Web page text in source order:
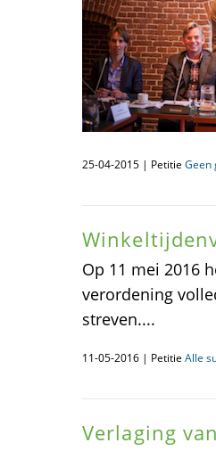
25-04-2015 | Petitie Geen
Op 11 mei 2016
verordening
streven....
11-05-2016 | Petitie Alle
Verlaging